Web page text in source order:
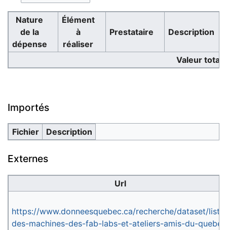
Nature
de la
dépense
Élément
à
réaliser
Prestataire Description
Valeur total
Importés
Fichier Description
Externes
Url
https://www.donneesquebec.ca/recherche/dataset/
des-machines-des-fab-labs-et-ateliers-amis-du-quebec